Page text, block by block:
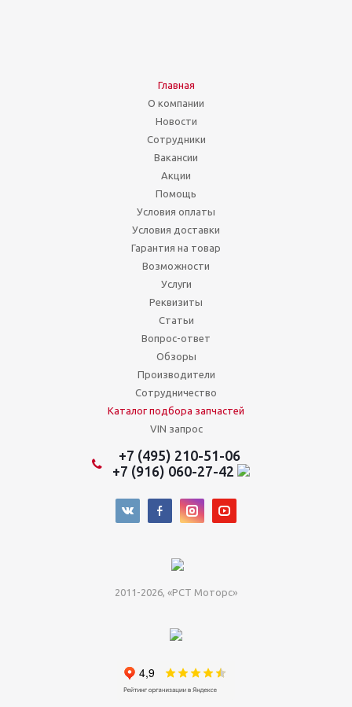
Главная
О компании
Новости
Сотрудники
Вакансии
Акции
Помощь
Условия оплаты
Условия доставки
Гарантия на товар
Возможности
Услуги
Реквизиты
Статьи
Вопрос-ответ
Обзоры
Производители
Сотрудничество
Каталог подбора запчастей
VIN запрос
+7 (495) 210-51-06
+7 (916) 060-27-42
2011-2026, «РСТ Моторс»